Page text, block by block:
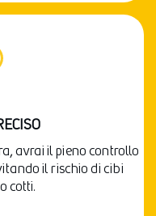
avrai il pieno controllo
il rischio di cibi
cotti.